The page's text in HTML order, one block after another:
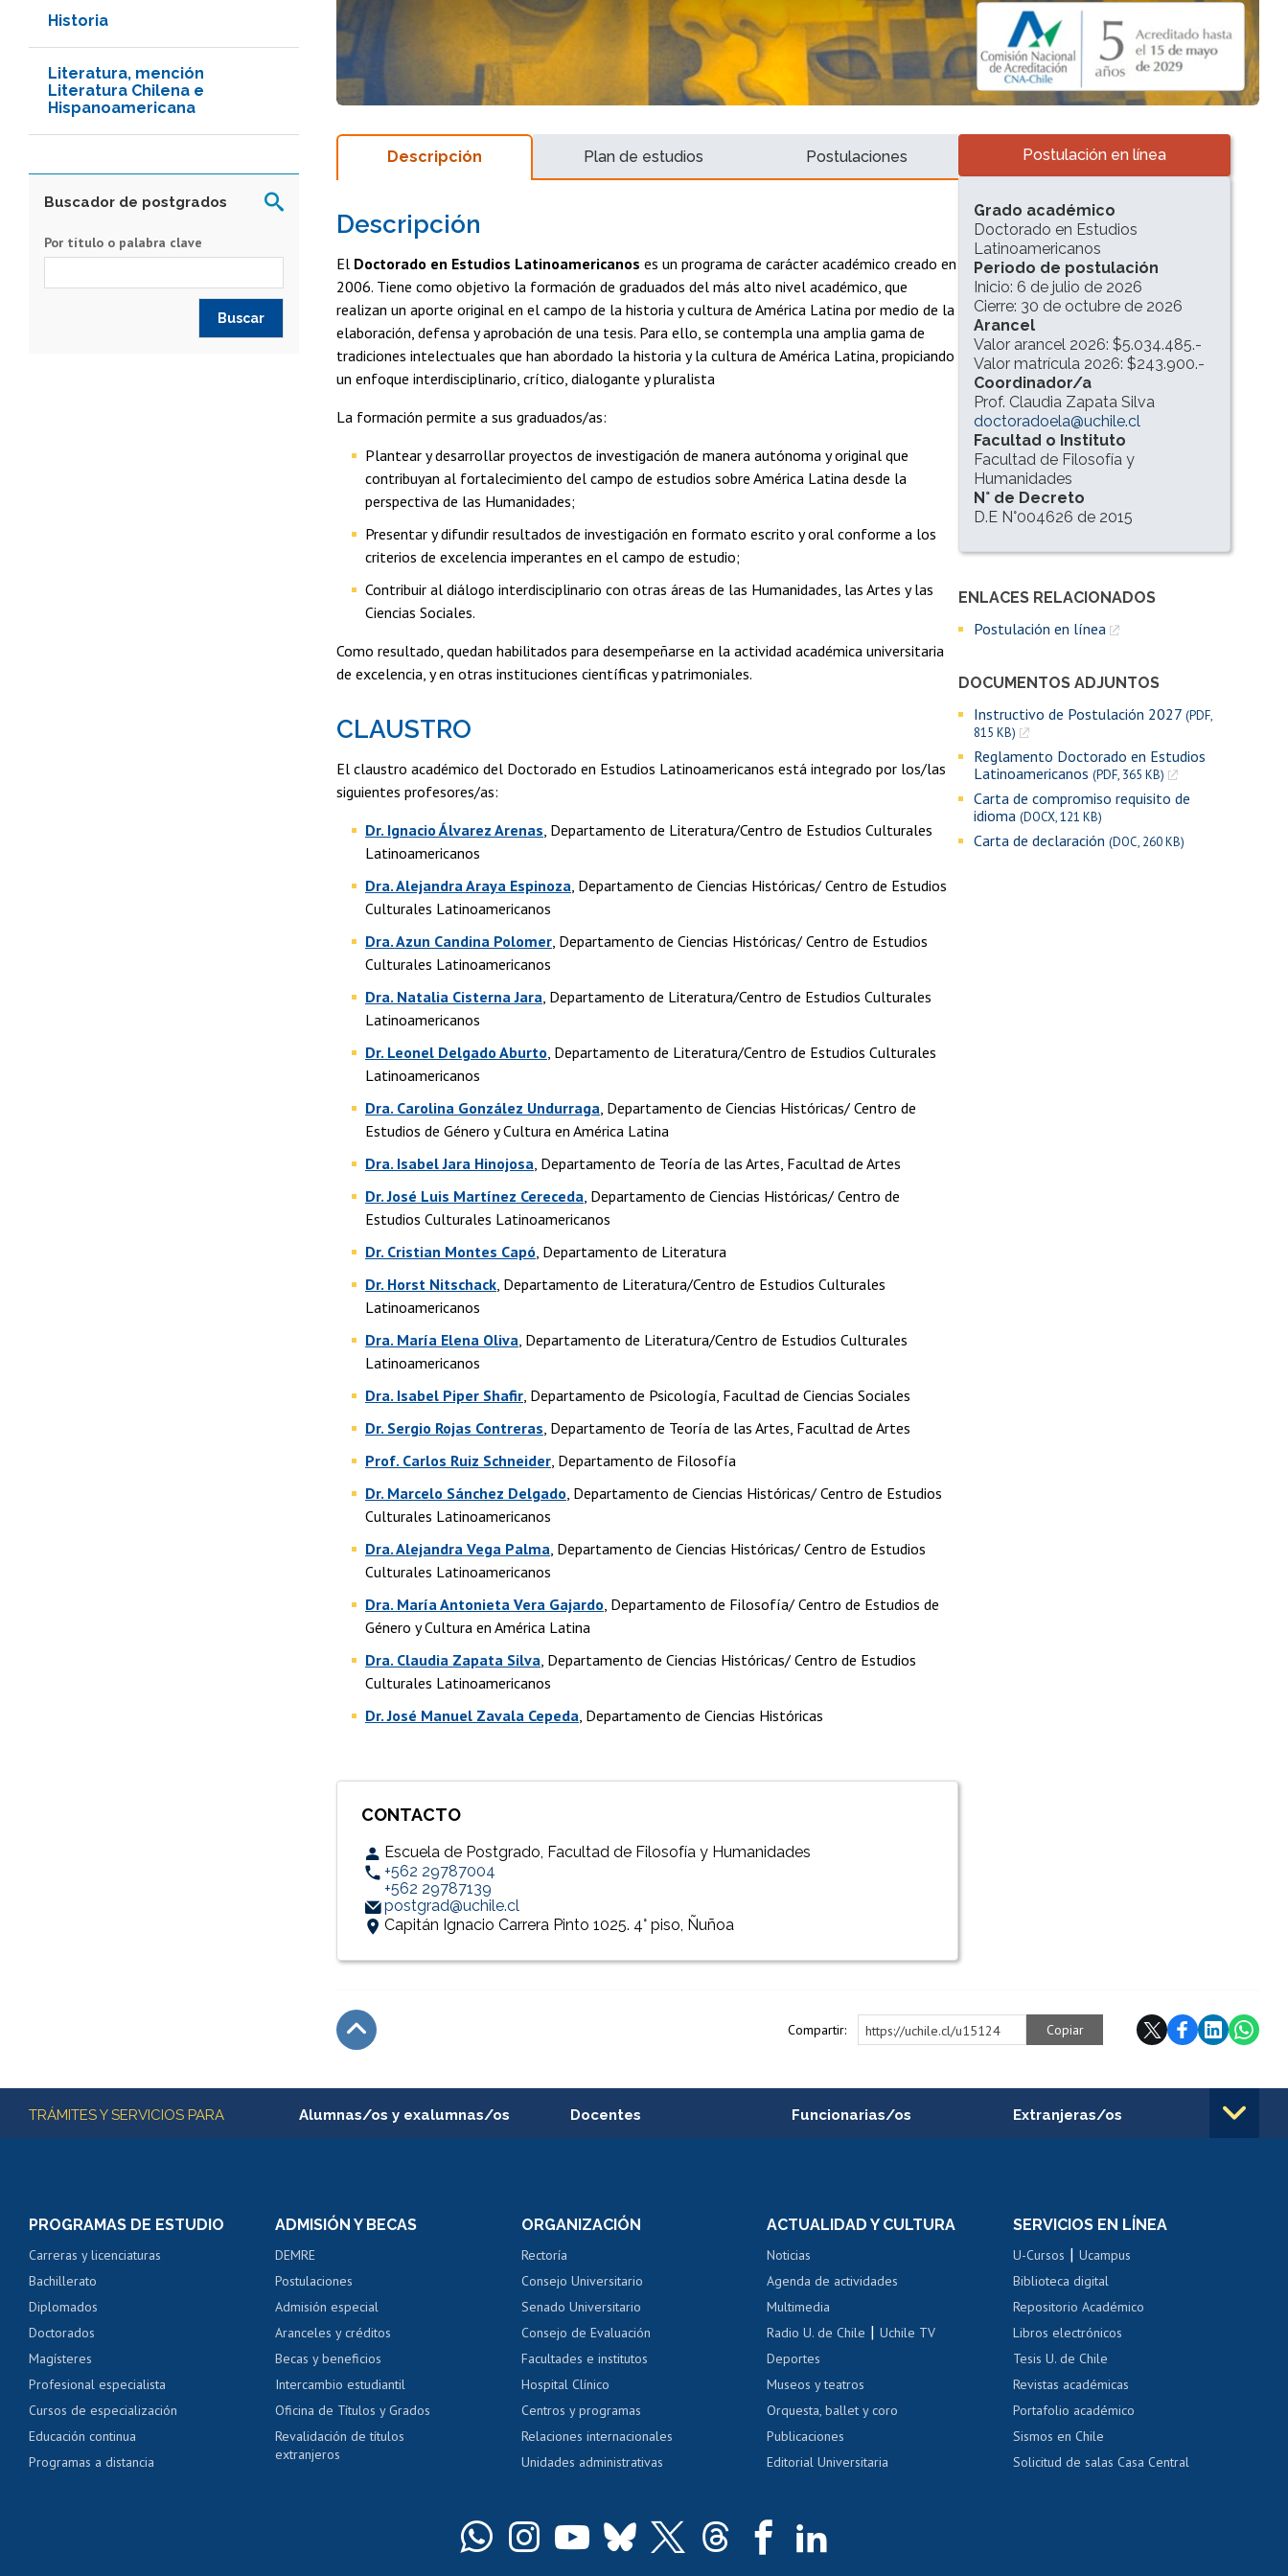
Historia
Literatura, mención
Literatura Chilena e
Hispanoamericana
Buscador de postgrados
Por título o palabra clave
Descripción Plan de estudios Postulaciones
Descripción
El Doctorado en Estudios Latinoamericanos es un programa de carácter académico creado en
2006. Tiene como objetivo la formación de graduados del más alto nivel académico, que
realizan un aporte original en el campo de la historia y cultura de América Latina por medio de la
elaboración, defensa y aprobación de una tesis. Para ello, se contempla una amplia gama de
tradiciones intelectuales que han abordado la historia y la cultura de América Latina, propiciando
un enfoque interdisciplinario, crítico, dialogante y pluralista
La formación permite a sus graduados/as:
Plantear y desarrollar proyectos de investigación de manera autónoma y original que
contribuyan al fortalecimiento del campo de estudios sobre América Latina desde la
perspectiva de las Humanidades;
Presentar y difundir resultados de investigación en formato escrito y oral conforme a los
criterios de excelencia imperantes en el campo de estudio;
Contribuir al diálogo interdisciplinario con otras áreas de las Humanidades, las Artes y las
Ciencias Sociales.
Como resultado, quedan habilitados para desempeñarse en la actividad académica universitaria
de excelencia, y en otras instituciones científicas y patrimoniales.
CLAUSTRO
El claustro académico del Doctorado en Estudios Latinoamericanos está integrado por los/las
siguientes profesores/as:
Dr. Ignacio Álvarez Arenas, Departamento de Literatura/Centro de Estudios Culturales
Latinoamericanos
Dra. Alejandra Araya Espinoza, Departamento de Ciencias Históricas/ Centro de Estudios
Culturales Latinoamericanos
Dra. Azun Candina Polomer, Departamento de Ciencias Históricas/ Centro de Estudios
Culturales Latinoamericanos
Dra. Natalia Cisterna Jara, Departamento de Literatura/Centro de Estudios Culturales
Latinoamericanos
Dr. Leonel Delgado Aburto, Departamento de Literatura/Centro de Estudios Culturales
Latinoamericanos
Dra. Carolina González Undurraga, Departamento de Ciencias Históricas/ Centro de
Estudios de Género y Cultura en América Latina
Dra. Isabel Jara Hinojosa, Departamento de Teoría de las Artes, Facultad de Artes
Dr. José Luis Martínez Cereceda, Departamento de Ciencias Históricas/ Centro de
Estudios Culturales Latinoamericanos
Dr. Cristian Montes Capó, Departamento de Literatura
Dr. Horst Nitschack, Departamento de Literatura/Centro de Estudios Culturales
Latinoamericanos
Dra. María Elena Oliva, Departamento de Literatura/Centro de Estudios Culturales
Latinoamericanos
Dra. Isabel Piper Shafir, Departamento de Psicología, Facultad de Ciencias Sociales
Dr. Sergio Rojas Contreras, Departamento de Teoría de las Artes, Facultad de Artes
Prof. Carlos Ruiz Schneider, Departamento de Filosofía
Dr. Marcelo Sánchez Delgado, Departamento de Ciencias Históricas/ Centro de Estudios
Culturales Latinoamericanos
Dra. Alejandra Vega Palma, Departamento de Ciencias Históricas/ Centro de Estudios
Culturales Latinoamericanos
Dra. María Antonieta Vera Gajardo, Departamento de Filosofía/ Centro de Estudios de
Género y Cultura en América Latina
Dra. Claudia Zapata Silva, Departamento de Ciencias Históricas/ Centro de Estudios
Culturales Latinoamericanos
Dr. José Manuel Zavala Cepeda, Departamento de Ciencias Históricas
CONTACTO
Escuela de Postgrado, Facultad de Filosofía y Humanidades
+562 29787004
+562 29787139
postgrad@uchile.cl
Capitán Ignacio Carrera Pinto 1025. 4° piso, Ñuñoa
Accesos directos
Postulación en línea
INFORMACIÓN DEL PROGRAMA
Grado académico
Doctorado en Estudios
Latinoamericanos
Periodo de postulación
Inicio: 6 de julio de 2026
Cierre: 30 de octubre de 2026
Arancel
Valor arancel 2026: $5.034.485.-
Valor matrícula 2026: $243.900.-
Coordinador/a
Prof. Claudia Zapata Silva
doctoradoela@uchile.cl
Facultad o Instituto
Facultad de Filosofía y
Humanidades
N° de Decreto
D.E N°004626 de 2015
Enlaces y documentos de interés
ENLACES RELACIONADOS
Postulación en línea
DOCUMENTOS ADJUNTOS
Instructivo de Postulación 2027 (PDF,
815 KB)
Reglamento Doctorado en Estudios
Latinoamericanos (PDF, 365 KB)
Carta de compromiso requisito de
idioma (DOCX, 121 KB)
Carta de declaración (DOC, 260 KB)
Compartir: https://uchile.cl/u15124 Copiar
Más información
TRÁMITES Y SERVICIOS PARA Alumnas/os y exalumnas/os
Servicio médico y dental
Pago de arancel y crédito alumnos
Pago de arancel y crédito exalumnos
Certificado de títulos y grados
Docentes
Perfeccionamiento
Evaluación docente
Calificación académica
Postulación al AUCAI
Funcionarias/os
Portal de movilidad interna
Certificado de renta
Certificado de renta
Extranjeras/os
Cursos de español
Mi Uchile Ayuda tecnológica Tarjeta TUI Acoso laboral, sexual y violencia Denuncias administrativas
PROGRAMAS DE ESTUDIO
Carreras y licenciaturas
Bachillerato
Diplomados
Doctorados
Magísteres
Profesional especialista
Cursos de especialización
Educación continua
Programas a distancia
ADMISIÓN Y BECAS
DEMRE
Postulaciones
Admisión especial
Aranceles y créditos
Becas y beneficios
Intercambio estudiantil
Oficina de Títulos y Grados
Revalidación de títulos
extranjeros
ORGANIZACIÓN
Rectoría
Consejo Universitario
Senado Universitario
Consejo de Evaluación
Facultades e institutos
Hospital Clínico
Centros y programas
Relaciones internacionales
Unidades administrativas
ACTUALIDAD Y CULTURA
Noticias
Agenda de actividades
Multimedia
Radio U. de Chile |Uchile TV
Deportes
Museos y teatros
Orquesta, ballet y coro
Publicaciones
Editorial Universitaria
SERVICIOS EN LÍNEA
U-Cursos |Ucampus
Biblioteca digital
Repositorio Académico
Libros electrónicos
Tesis U. de Chile
Revistas académicas
Portafolio académico
Sismos en Chile
Solicitud de salas Casa Central